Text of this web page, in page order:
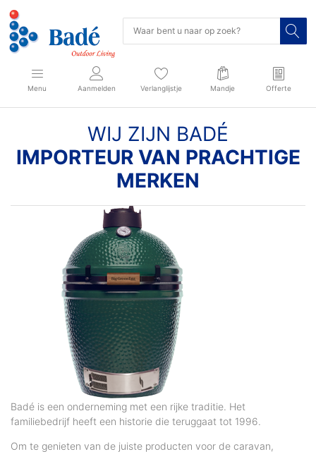
Menu Aanmelden Verlanglijstje Mandje Offerte
WIJ ZIJN BADÉ
IMPORTEUR VAN PRACHTIGE
MERKEN
Badé is een onderneming met een rijke traditie. Het
familiebedrijf heeft een historie die teruggaat tot 1996.
Om te genieten van de juiste producten voor de caravan,